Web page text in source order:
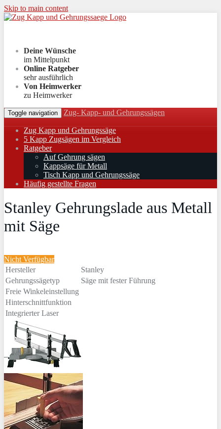
Skip to main content
Deine Wünsche
im Mittelpunkt
Online Ratgeber
sehr ausführlich
Von Heimwerker
zu Heimwerker
Toggle navigation Zug- Kapp- und Gehrungssägen
Zug Kapp und Gehrungssäge
5 Kapp Zugsägen im Vergleich
Ratgeber
Auf Gehrung sägen
Kappsäge für Metall
Tisch Kapp und Gehrungssäge
Häufig gestellte Fragen
Stanley Gehrungslade aus Metall
mit Säge
Nicht Verfügbar
Hersteller
Stanley
Gehrungssägetyp
Säge mit fester Führung
Freie Winkeleinstellung
Hinterschnittfunktion
Integrierter Laser